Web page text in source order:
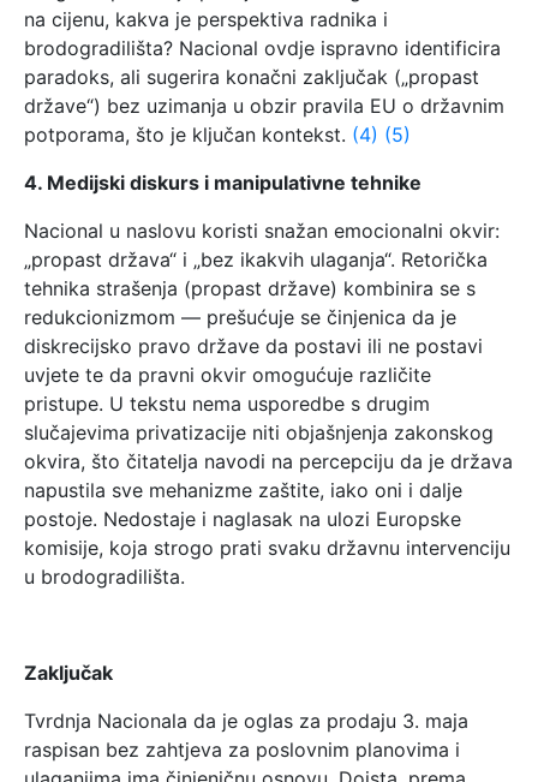
na cijenu, kakva je perspektiva radnika i
brodogradilišta? Nacional ovdje ispravno identificira
paradoks, ali sugerira konačni zaključak („propast
države“) bez uzimanja u obzir pravila EU o državnim
potporama, što je ključan kontekst. (4) (5)
4. Medijski diskurs i manipulativne tehnike
Nacional u naslovu koristi snažan emocionalni okvir:
„propast država“ i „bez ikakvih ulaganja“. Retorička
tehnika strašenja (propast države) kombinira se s
redukcionizmom — prešućuje se činjenica da je
diskrecijsko pravo države da postavi ili ne postavi
uvjete te da pravni okvir omogućuje različite
pristupe. U tekstu nema usporedbe s drugim
slučajevima privatizacije niti objašnjenja zakonskog
okvira, što čitatelja navodi na percepciju da je država
napustila sve mehanizme zaštite, iako oni i dalje
postoje. Nedostaje i naglasak na ulozi Europske
komisije, koja strogo prati svaku državnu intervenciju
u brodogradilišta.
Zaključak
Tvrdnja Nacionala da je oglas za prodaju 3. maja
raspisan bez zahtjeva za poslovnim planovima i